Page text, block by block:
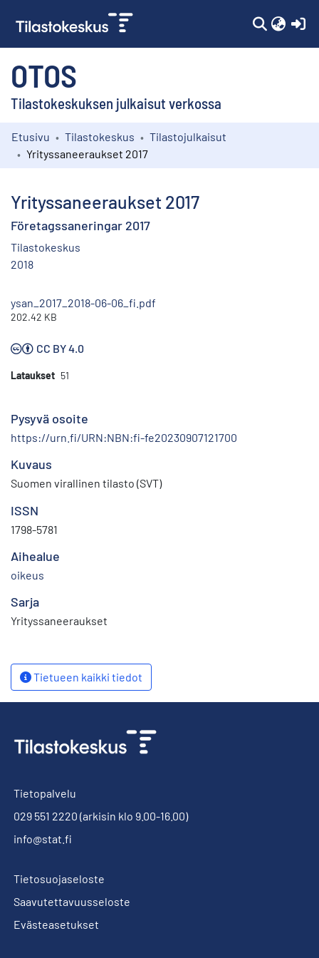
OTOS
Tilastokeskuksen julkaisut verkossa
Kokoelmat
Etusivu Tilastokeskus
Tilastojulkaisut
Yrityssaneeraukset 2017
Yrityssaneeraukset 2017
Företagssaneringar 2017
Tilastokeskus
2018
ysan_2017_2018-06-06_fi.pdf
202.42 KB
CC BY 4.0
Lataukset 51
Pysyvä osoite
https://urn.fi/URN:NBN:fi-fe20230907121700
Kuvaus
Suomen virallinen tilasto (SVT)
ISSN
1798-5781
Aihealue
oikeus
Sarja
Yrityssaneeraukset
Tietueen kaikki tiedot
Tietopalvelu
029 551 2220 (arkisin klo 9.00-16.00)
info@stat.fi
Tietosuojaseloste
Saavutettavuusseloste
Evästeasetukset